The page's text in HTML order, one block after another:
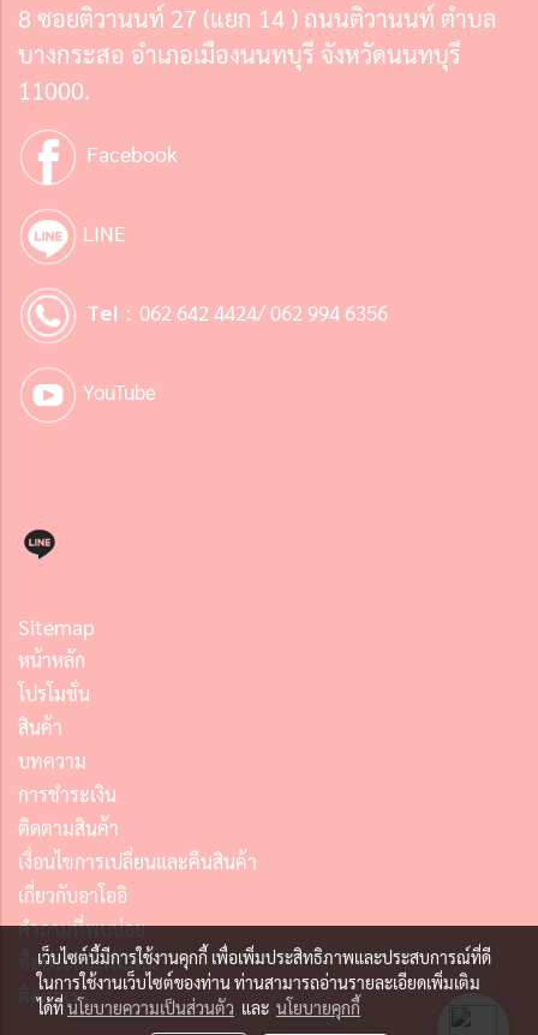
8 ซอยติวานนท์ 27 (แยก 14 ) ถนนติวานนท์ ตำบล
บางกระสอ อำเภอเมืองนนทบุรี จังหวัดนนทบุรี
11000.
Facebook
LINE
Tel : 062 642 4424/ 062 994 6356
YouTube
Sitemap
หน้าหลัก
โปรโมชั่น
สินค้า
บทความ
การชำระเงิน
ติดตามสินค้า
เงื่อนไขการเปลี่ยนและคืนสินค้า
เกี่ยวกับอาโออิ
คำถามที่พบบ่อย
ซื้อประกันเพิ่มเติม
ติดต่อเรา
เว็บไซต์นี้มีการใช้งานคุกกี้ เพื่อเพิ่มประสิทธิภาพและประสบการณ์ที่ดี
ในการใช้งานเว็บไซต์ของท่าน ท่านสามารถอ่านรายละเอียดเพิ่มเติม
ได้ที่นโยบายความเป็นส่วนตัว และ นโยบายคุกกี้